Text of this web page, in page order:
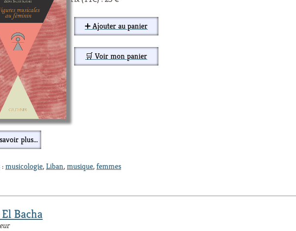
➕ Ajouter au panier
🛒 Voir mon panier
plus...
:musicologie,Liban,musique,femmes
Bacha